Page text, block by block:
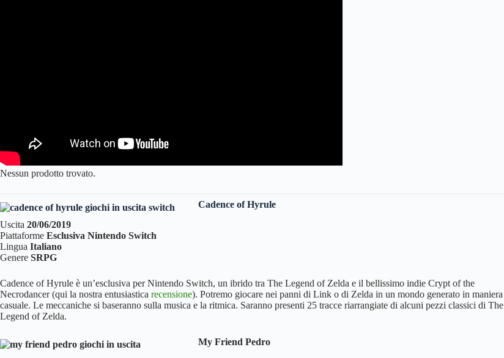
Nessun prodotto trovato.
Cadence of Hyrule
Uscita 20/06/2019
Piattaforme Esclusiva Nintendo Switch
Lingua Italiano
Genere SRPG
Cadence of Hyrule è un’esclusiva per Nintendo Switch, un ibrido tra The Legend of Zelda e il bellissimo indie Crypt of the
Necrodancer (qui la nostra entusiastica recensione). Potremo giocare nei panni di Link o di Zelda in un mondo generato in maniera
casuale. Le meccaniche si baseranno sulla musica e la ritmica. Saranno presenti 25 tracce riarrangiate di alcuni pezzi classici di The
Legend of Zelda.
My Friend Pedro